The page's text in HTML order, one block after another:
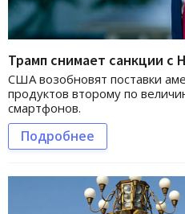
Трамп снимает санкции с
США возобновят поставки
продуктов второму по
смартфонов.
Подробнее